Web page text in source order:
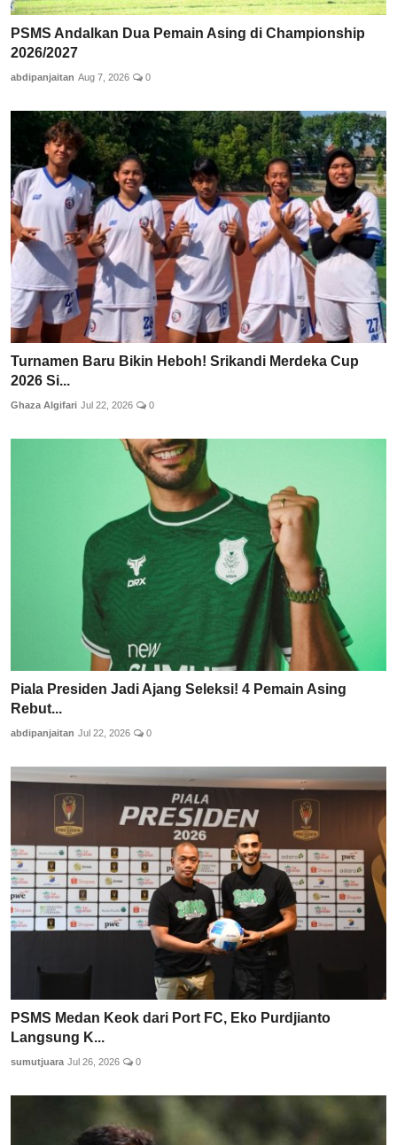
PSMS Andalkan Dua Pemain Asing di Championship
2026/2027
abdipanjaitan Aug 7, 2026 0
Turnamen Baru Bikin Heboh! Srikandi Merdeka Cup
2026 Si...
Ghaza Algifari Jul 22, 2026 0
Piala Presiden Jadi Ajang Seleksi! 4 Pemain Asing
Rebut...
abdipanjaitan Jul 22, 2026 0
PSMS Medan Keok dari Port FC, Eko Purdjianto
Langsung K...
sumutjuara Jul 26, 2026 0